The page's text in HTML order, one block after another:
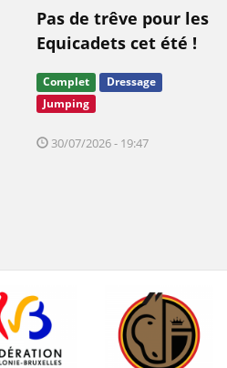
Pas de trêve pour les
Equicadets cet été !
Complet
Dressage
Jumping
30/07/2026 - 19:47